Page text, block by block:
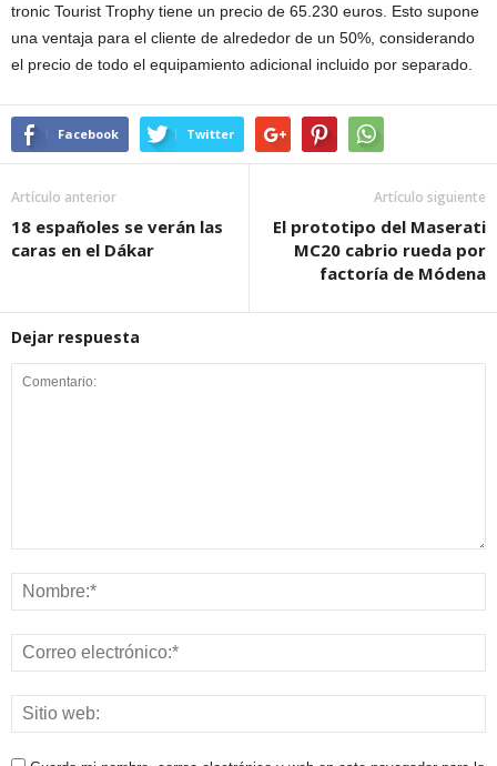
tronic Tourist Trophy tiene un precio de 65.230 euros. Esto supone
una ventaja para el cliente de alrededor de un 50%, considerando
el precio de todo el equipamiento adicional incluido por separado.
Facebook Twitter
Artículo anterior
18 españoles se verán las
caras en el Dákar
Artículo siguiente
El prototipo del Maserati
MC20 cabrio rueda por
factoría de Módena
Dejar respuesta